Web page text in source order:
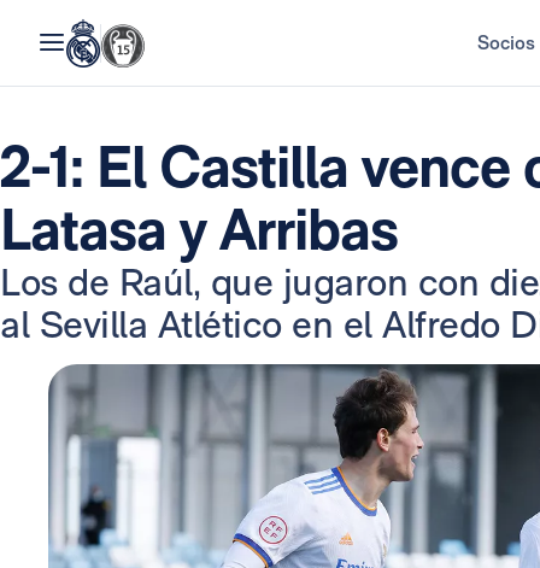
Socios
2-1: El Castilla vence
Latasa y Arribas
Los de Raúl, que jugaron con
al Sevilla Atlético en el Alfredo